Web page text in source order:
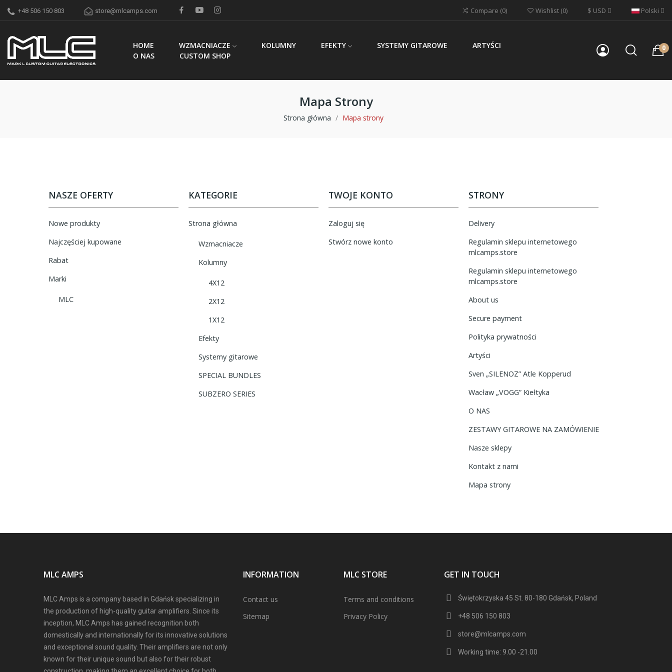
+48 506 150 803 store@mlcamps.com Compare 0 Wishlist 0 $ USD Polski
HOME WZMACNIACZE KOLUMNY EFEKTY SYSTEMY GITAROWE
ARTYŚCI
O NAS
CUSTOM SHOP
0
Mapa Strony
Strona główna Mapa strony
NASZE OFERTY
Nowe produkty
Najczęściej kupowane
Rabat
Marki
MLC
KATEGORIE
Strona główna
Wzmacniacze
Kolumny
4X12
2X12
1X12
Efekty
Systemy gitarowe
SPECIAL BUNDLES
SUBZERO SERIES
TWOJE KONTO
Zaloguj się
Stwórz nowe konto
STRONY
Delivery
Regulamin sklepu internetowego
mlcamps.store
Regulamin sklepu internetowego
mlcamps.store
About us
Secure payment
Polityka prywatności
Artyści
Sven „SILENOZ” Atle Kopperud
Wacław „VOGG” Kiełtyka
O NAS
ZESTAWY GITAROWE NA ZAMÓWIENIE
Nasze sklepy
Kontakt z nami
Mapa strony
MLC AMPS
MLC Amps is a company based in Gdańsk specializing in
the production of high-quality guitar amplifiers. Since its
inception, MLC Amps has gained recognition both
domestically and internationally for its innovative solutions
and exceptional sound quality. Their amplifiers are not only
known for their unique sound but also for their robust
INFORMATION
Contact us
Sitemap
MLC STORE
Terms and conditions
Privacy Policy
GET IN TOUCH
Świętokrzyska 45 St. 80-180 Gdańsk, Poland
+48 506 150 803
store@mlcamps.com
Working time: 9.00 -21.00